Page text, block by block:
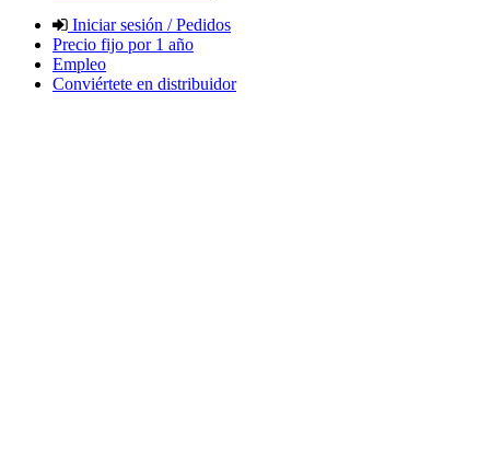
Iniciar sesión / Pedidos
Precio fijo por 1 año
Empleo
Conviértete en distribuidor